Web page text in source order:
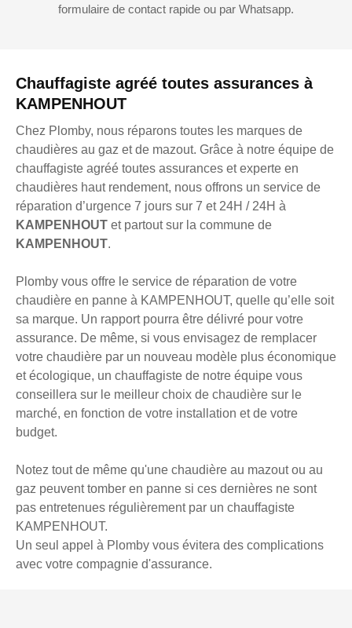
Chauffagiste agréé toutes assurances à
KAMPENHOUT
Chez Plomby, nous réparons toutes les marques de
chaudières au gaz et de mazout. Grâce à notre équipe de
chauffagiste agréé toutes assurances et experte en
chaudières haut rendement, nous offrons un service de
réparation d’urgence 7 jours sur 7 et 24H / 24H à
KAMPENHOUT et partout sur la commune de
KAMPENHOUT.
Plomby vous offre le service de réparation de votre
chaudière en panne à KAMPENHOUT, quelle qu’elle soit
sa marque. Un rapport pourra être délivré pour votre
assurance. De même, si vous envisagez de remplacer
votre chaudière par un nouveau modèle plus économique
et écologique, un chauffagiste de notre équipe vous
conseillera sur le meilleur choix de chaudière sur le
marché, en fonction de votre installation et de votre
budget.
Notez tout de même qu'une chaudière au mazout ou au
gaz peuvent tomber en panne si ces dernières ne sont
pas entretenues régulièrement par un chauffagiste
KAMPENHOUT.
Un seul appel à Plomby vous évitera des complications
avec votre compagnie d'assurance.
formulaire de contact rapide ou par Whatsapp.